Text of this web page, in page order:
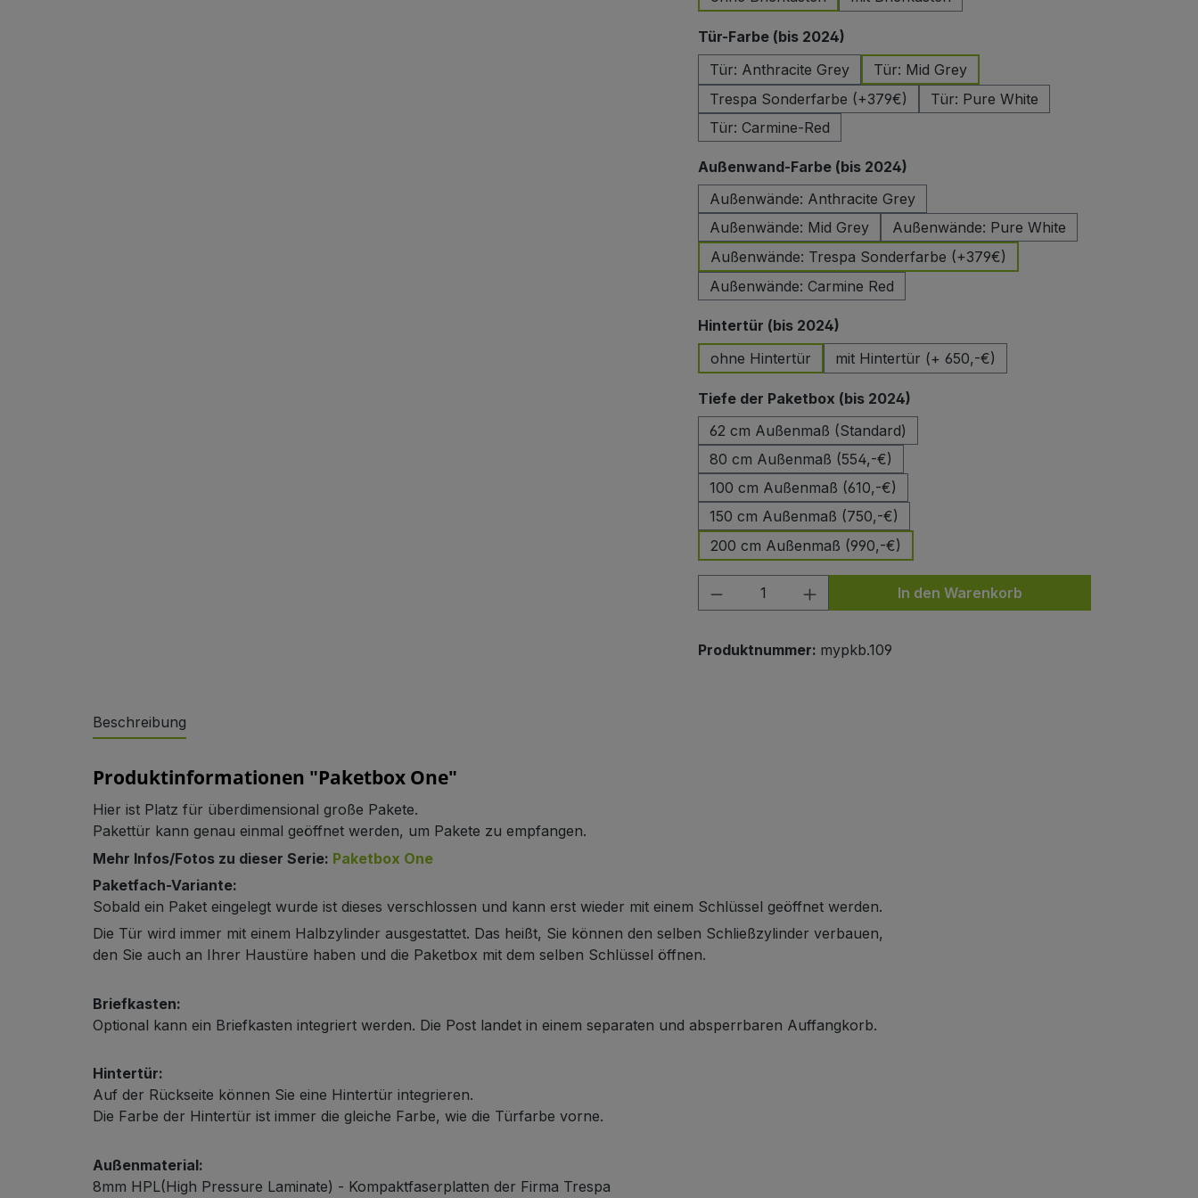
Schließsystem
HPL-Material
Tür-Farbe (bis 2024)auswählen
Tür: Anthracite Grey
Tür: Mid Grey
Trespa Sonderfarbe (+379€)
Tür: Pure White
Tür: Carmine-Red
Außenwand-Farbe (bis 2024)auswählen
Außenwände: Anthracite Grey
Außenwände: Mid Grey
Außenwände: Pure White
Außenwände: Trespa Sonderfarbe (+379€)
Außenwände: Carmine Red
Hintertür (bis 2024)auswählen
ohne Hintertür
mit Hintertür (+ 650,-€)
Tiefe der Paketbox (bis 2024)auswählen
62 cm Außenmaß (Standard)
80 cm Außenmaß (554,-€)
100 cm Außenmaß (610,-€)
150 cm Außenmaß (750,-€)
200 cm Außenmaß (990,-€)
Produkt Anzahl: Gib den gewünschten Wert
In den Warenkorb
Produktnummer: mypkb.109
Beschreibung
Produktinformationen "Paketbox One"
Hier ist Platz für überdimensional große Pakete.
Pakettür kann genau einmal geöffnet werden, um Pakete zu empfangen.
Mehr Infos/Fotos zu dieser Serie: Paketbox One
Paketfach-Variante:
Sobald ein Paket eingelegt wurde ist dieses verschlossen und kann erst wieder mit einem Schlüssel geöffnet werden.
Die Tür wird immer mit einem Halbzylinder ausgestattet. Das heißt, Sie können den selben Schließzylinder verbauen,
den Sie auch an Ihrer Haustüre haben und die Paketbox mit dem selben Schlüssel öffnen.
Briefkasten:
Optional kann ein Briefkasten integriert werden. Die Post landet in einem separaten und absperrbaren Auffangkorb.
Hintertür:
Auf der Rückseite können Sie eine Hintertür integrieren.
Die Farbe der Hintertür ist immer die gleiche Farbe, wie die Türfarbe vorne.
Außenmaterial:
8mm HPL(High Pressure Laminate) - Kompaktfaserplatten der Firma Trespa